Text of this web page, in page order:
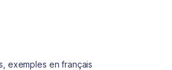
exemples en français